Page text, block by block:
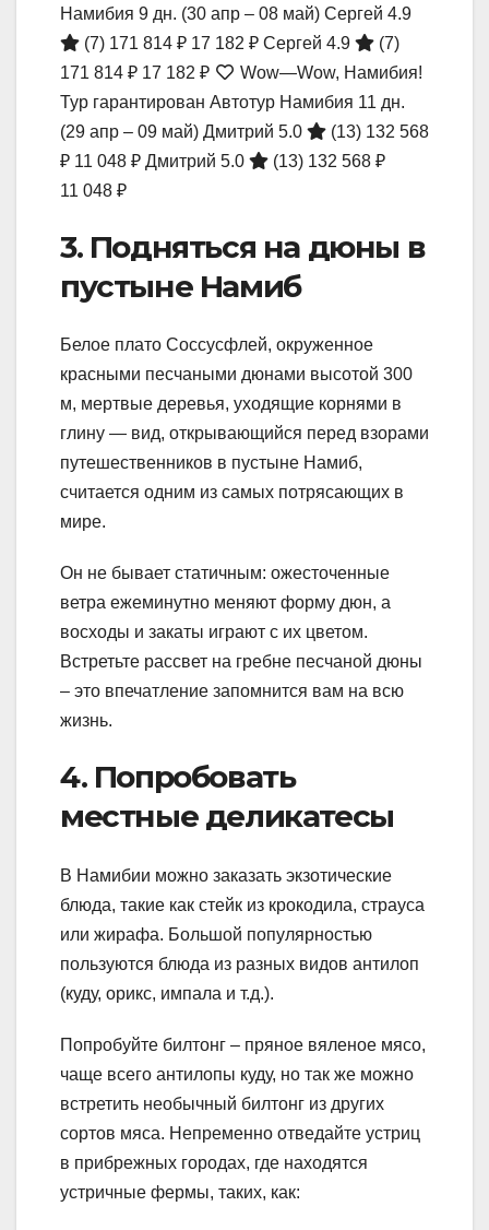
Намибия 9 дн. (30 апр – 08 май) Сергей 4.9
(7) 171 814 ₽ 17 182 ₽ Сергей 4.9
(7)
171 814 ₽ 17 182 ₽
Wow—Wow, Намибия!
Тур гарантирован Автотур Намибия 11 дн.
(29 апр – 09 май) Дмитрий 5.0 (13) 132 568
₽ 11 048 ₽ Дмитрий 5.0 (13) 132 568 ₽
11 048 ₽
3. Подняться на дюны в
пустыне Намиб
Белое плато Соссусфлей, окруженное
красными песчаными дюнами высотой 300
м, мертвые деревья, уходящие корнями в
глину — вид, открывающийся перед взорами
путешественников в пустыне Намиб,
считается одним из самых потрясающих в
мире.
Он не бывает статичным: ожесточенные
ветра ежеминутно меняют форму дюн, а
восходы и закаты играют с их цветом.
Встретьте рассвет на гребне песчаной дюны
– это впечатление запомнится вам на всю
жизнь.
4. Попробовать
местные деликатесы
В Намибии можно заказать экзотические
блюда, такие как стейк из крокодила, страуса
или жирафа. Большой популярностью
пользуются блюда из разных видов антилоп
(куду, орикс, импала и т.д.).
Попробуйте билтонг – пряное вяленое мясо,
чаще всего антилопы куду, но так же можно
встретить необычный билтонг из других
сортов мяса. Непременно отведайте устриц
в прибрежных городах, где находятся
устричные фермы, таких, как: